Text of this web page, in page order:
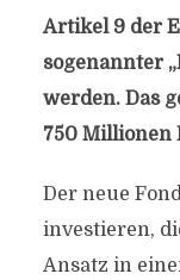
Artikel 9 der
sogenannter
werden. Das
750 Millionen
Der neue
investieren,
Ansatz in